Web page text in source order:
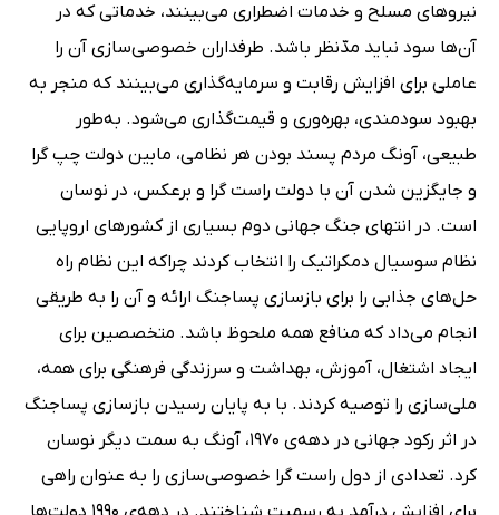
نیروهای مسلح و خدمات اضطراری می‌بینند، خدماتی که در
آن‌ها سود نباید مدّنظر باشد. طرفداران خصوصی‌سازی آن را
عاملی برای افزایش رقابت و سرمایه‌گذاری می‌بینند که منجر به
بهبود سودمندی، بهره‌وری و قیمت‌گذاری می‌شود. به‌طور
طبیعی، آونگ مردم پسند بودن هر نظامی، مابین دولت چپ گرا
و جایگزین شدن آن با دولت راست گرا و برعکس، در نوسان
است. در انتهای جنگ جهانی دوم بسیاری از کشورهای اروپایی
نظام سوسیال دمکراتیک را انتخاب کردند چراکه این نظام راه
حل‌های جذابی را برای بازسازی پساجنگ ارائه و آن را به طریقی
انجام می‌داد که منافع همه ملحوظ باشد. متخصصین برای
ایجاد اشتغال، آموزش، بهداشت و سرزندگی فرهنگی برای همه،
ملی‌سازی را توصیه کردند. با به پایان رسیدن بازسازی پساجنگ
در اثر رکود جهانی در دهه‌ی 1970، آونگ به سمت دیگر نوسان
کرد. تعدادی از دول راست گرا خصوصی‌سازی را به عنوان راهی